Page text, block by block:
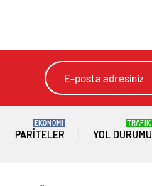
PARITELER
EKONOMİ
YOL DURUMU
TRAFİK